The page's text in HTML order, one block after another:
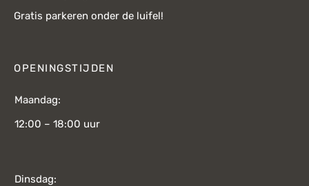
Gratis parkeren onder de luifel!
OPENINGSTIJDEN
Maandag:
12:00 – 18:00 uur
Dinsdag: